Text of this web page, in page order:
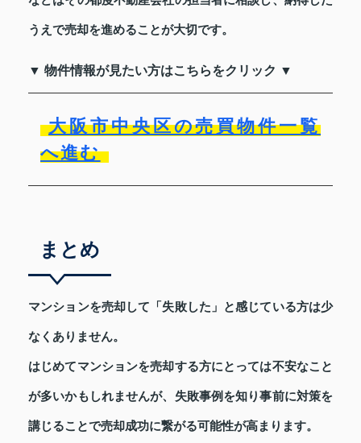
うえで売却を進めることが大切です。
▼ 物件情報が見たい方はこちらをクリック ▼
大阪市中央区の売買物件一覧
へ進む
まとめ
マンションを売却して「失敗した」と感じている方は少
なくありません。
はじめてマンションを売却する方にとっては不安なこと
が多いかもしれませんが、失敗事例を知り事前に対策を
講じることで売却成功に繋がる可能性が高まります。